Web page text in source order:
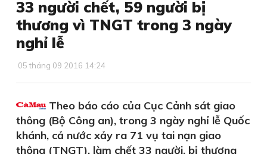
33 người chết, 59 người bị
thương vì TNGT trong 3 ngày
nghỉ lễ
05 tháng 09 2016 14:24
Theo báo cáo của Cục Cảnh sát giao
thông (Bộ Công an), trong 3 ngày nghỉ lễ Quốc
khánh, cả nước xảy ra 71 vụ tai nạn giao
thông (TNGT), làm chết 33 người, bị thương